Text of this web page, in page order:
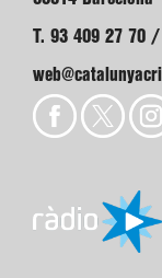
T. 93 409 27 70